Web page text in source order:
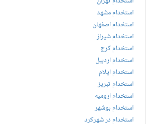
استخدام مشهد
استخدام اصفهان
استخدام شیراز
استخدام کرج
استخدام اردبیل
استخدام ایلام
استخدام تبریز
استخدام ارومیه
استخدام بوشهر
استخدام در شهرکرد